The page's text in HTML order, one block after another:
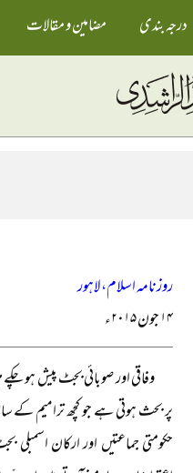
درجہ بندی مضامین و مقالات
روزنامہ اسلام، لاہور
۱۴ جون ۲۰۱۵ء
وفاقی اور صوبائی بجٹ پیش ہو
پر بحث ہوتی ہے جو کچھ ترامیم کے
حکومتی جماعتیں اور ارکان